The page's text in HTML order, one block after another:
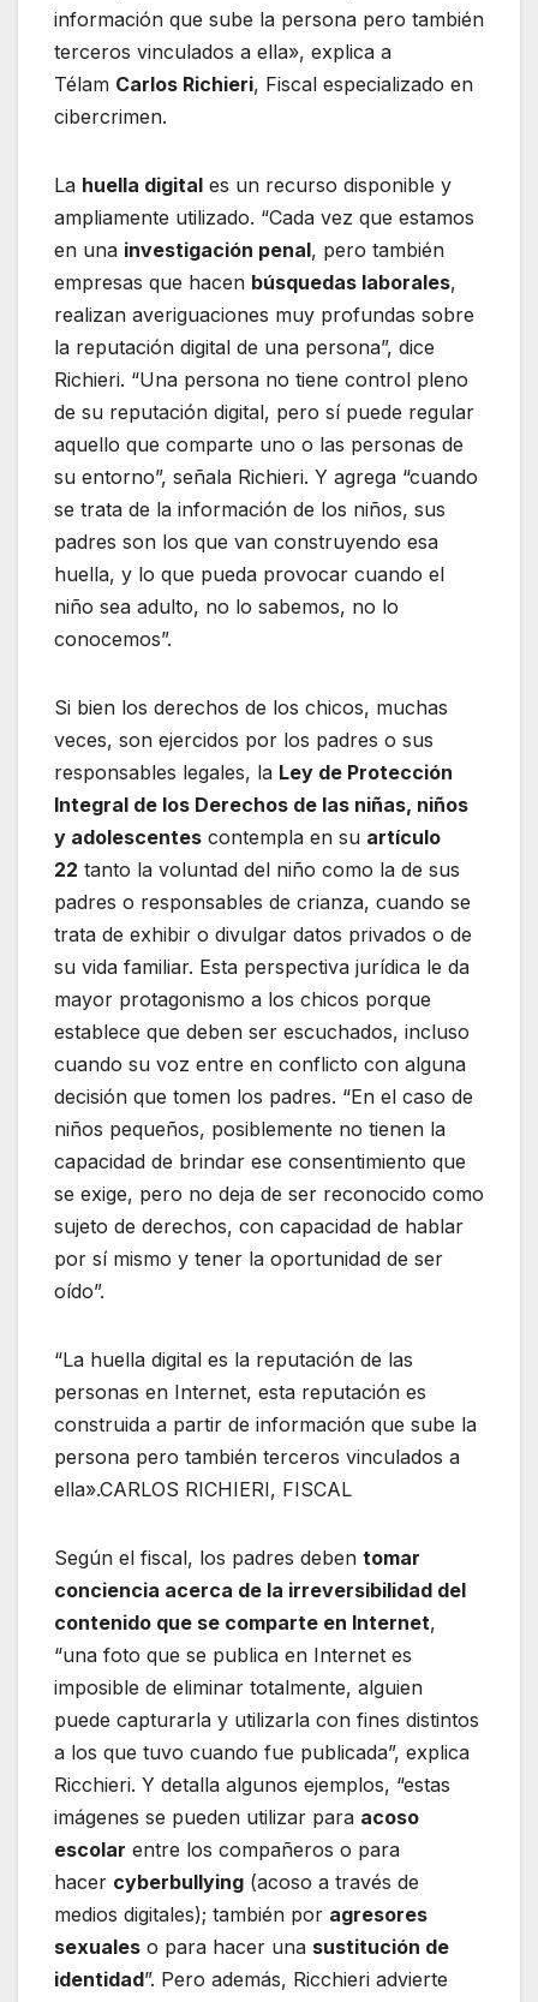
información que sube la persona pero también
terceros vinculados a ella», explica a
Télam Carlos Richieri, Fiscal especializado en
cibercrimen.
La huella digital es un recurso disponible y
ampliamente utilizado. “Cada vez que estamos
en una investigación penal, pero también
empresas que hacen búsquedas laborales,
realizan averiguaciones muy profundas sobre
la reputación digital de una persona”, dice
Richieri. “Una persona no tiene control pleno
de su reputación digital, pero sí puede regular
aquello que comparte uno o las personas de
su entorno”, señala Richieri. Y agrega “cuando
se trata de la información de los niños, sus
padres son los que van construyendo esa
huella, y lo que pueda provocar cuando el
niño sea adulto, no lo sabemos, no lo
conocemos”.
Si bien los derechos de los chicos, muchas
veces, son ejercidos por los padres o sus
responsables legales, la Ley de Protección
Integral de los Derechos de las niñas, niños
y adolescentes contempla en su artículo
22 tanto la voluntad del niño como la de sus
padres o responsables de crianza, cuando se
trata de exhibir o divulgar datos privados o de
su vida familiar. Esta perspectiva jurídica le da
mayor protagonismo a los chicos porque
establece que deben ser escuchados, incluso
cuando su voz entre en conflicto con alguna
decisión que tomen los padres. “En el caso de
niños pequeños, posiblemente no tienen la
capacidad de brindar ese consentimiento que
se exige, pero no deja de ser reconocido como
sujeto de derechos, con capacidad de hablar
por sí mismo y tener la oportunidad de ser
oído”.
“La huella digital es la reputación de las
personas en Internet, esta reputación es
construida a partir de información que sube la
persona pero también terceros vinculados a
ella».CARLOS RICHIERI, FISCAL
Según el fiscal, los padres deben tomar
conciencia acerca de la irreversibilidad del
contenido que se comparte en Internet,
“una foto que se publica en Internet es
imposible de eliminar totalmente, alguien
puede capturarla y utilizarla con fines distintos
a los que tuvo cuando fue publicada”, explica
Ricchieri. Y detalla algunos ejemplos, “estas
imágenes se pueden utilizar para acoso
escolar entre los compañeros o para
hacer cyberbullying (acoso a través de
medios digitales); también por agresores
sexuales o para hacer una sustitución de
identidad”. Pero además, Ricchieri advierte